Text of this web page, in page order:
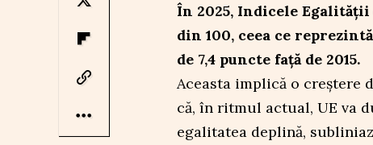
În 2025, Indicele Egalității
din 100, ceea ce
de 7,4 puncte față de 2015.
Aceasta implică o creștere
că, în ritmul actual, UE va
egalitatea deplină,